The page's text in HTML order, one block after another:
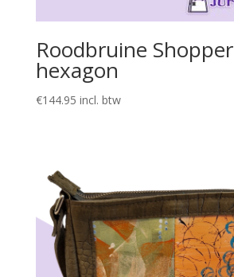
Roodbruine Shopper
hexagon
€144.95 incl. btw